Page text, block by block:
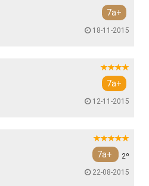
7a+
18-11-2015
7a+
12-11-2015
7a+
2º
22-08-2015